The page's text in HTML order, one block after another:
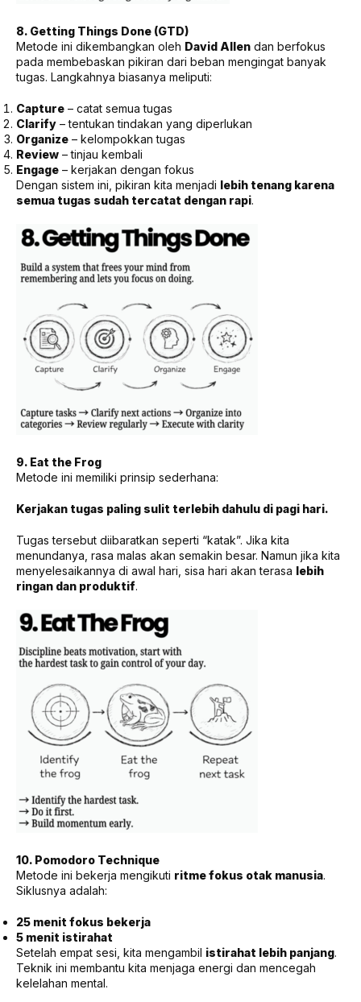
8. Getting Things Done (GTD)
Metode ini dikembangkan oleh David Allen dan berfokus
pada membebaskan pikiran dari beban mengingat banyak
tugas. Langkahnya biasanya meliputi:
Capture – catat semua tugas
Clarify – tentukan tindakan yang diperlukan
Organize – kelompokkan tugas
Review – tinjau kembali
Engage – kerjakan dengan fokus
Dengan sistem ini, pikiran kita menjadi lebih tenang karena
semua tugas sudah tercatat dengan rapi.
9. Eat the Frog
Metode ini memiliki prinsip sederhana:
Kerjakan tugas paling sulit terlebih dahulu di pagi hari.
Tugas tersebut diibaratkan seperti “katak”. Jika kita
menundanya, rasa malas akan semakin besar. Namun jika kita
menyelesaikannya di awal hari, sisa hari akan terasa lebih
ringan dan produktif.
10. Pomodoro Technique
Metode ini bekerja mengikuti ritme fokus otak manusia.
Siklusnya adalah:
25 menit fokus bekerja
5 menit istirahat
Setelah empat sesi, kita mengambil istirahat lebih panjang.
Teknik ini membantu kita menjaga energi dan mencegah
kelelahan mental.